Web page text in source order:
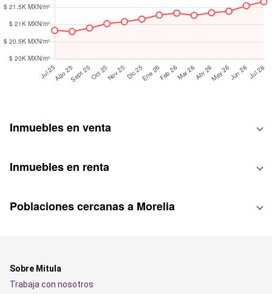
Inmuebles en venta
Inmuebles en renta
Poblaciones cercanas a Morelia
Sobre Mitula
Trabaja con nosotros